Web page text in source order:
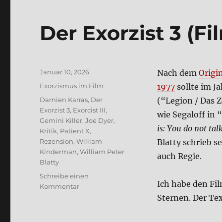
Der Exor­zist 3
Nach dem
1977soll­te im
(“Legi­on / Das
wie Segal­off in
is: You do not
Blat­ty schrieb
auch Regie.
Ich habe den
Ster­nen. Der
Veröffentlicht
Januar 10, 2026
Kategorien
Exorzismus im Film
Schlagwörter
Damien Karras, Der
Exorzist 3, Exorcist III,
Gemini Killer,Joe Dyer,
Kritik, Patient X,
Rezension,William
Kinderman,William Peter
Blatty
Schreibe einen
Kommentarzu